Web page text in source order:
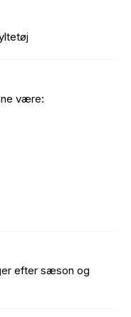
være:
efter sæson og